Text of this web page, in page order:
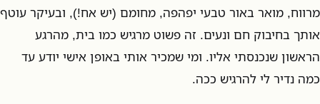
מרווח, מואר באור טבעי יפהפה, מחומם (יש אח!), ובעיקר עוטף
אותך בחיבוק חם ונעים. זה פשוט מרגיש כמו בית, מהרגע
הראשון שנכנסתי אליו. ומי שמכיר אותי באופן אישי יודע עד
כמה נדיר לי להרגיש ככה.